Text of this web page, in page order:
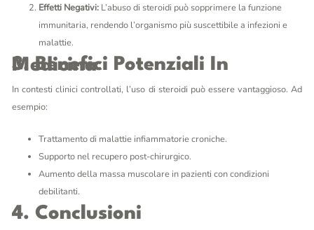
Effetti Negativi: L’abuso di steroidi può sopprimere la funzione
immunitaria, rendendo l’organismo più suscettibile a infezioni e
malattie.
3. Benefici Potenziali In Medicina
In contesti clinici controllati, l’uso di steroidi può essere vantaggioso. Ad
esempio:
Trattamento di malattie infiammatorie croniche.
Supporto nel recupero post-chirurgico.
Aumento della massa muscolare in pazienti con condizioni
debilitanti.
4. Conclusioni